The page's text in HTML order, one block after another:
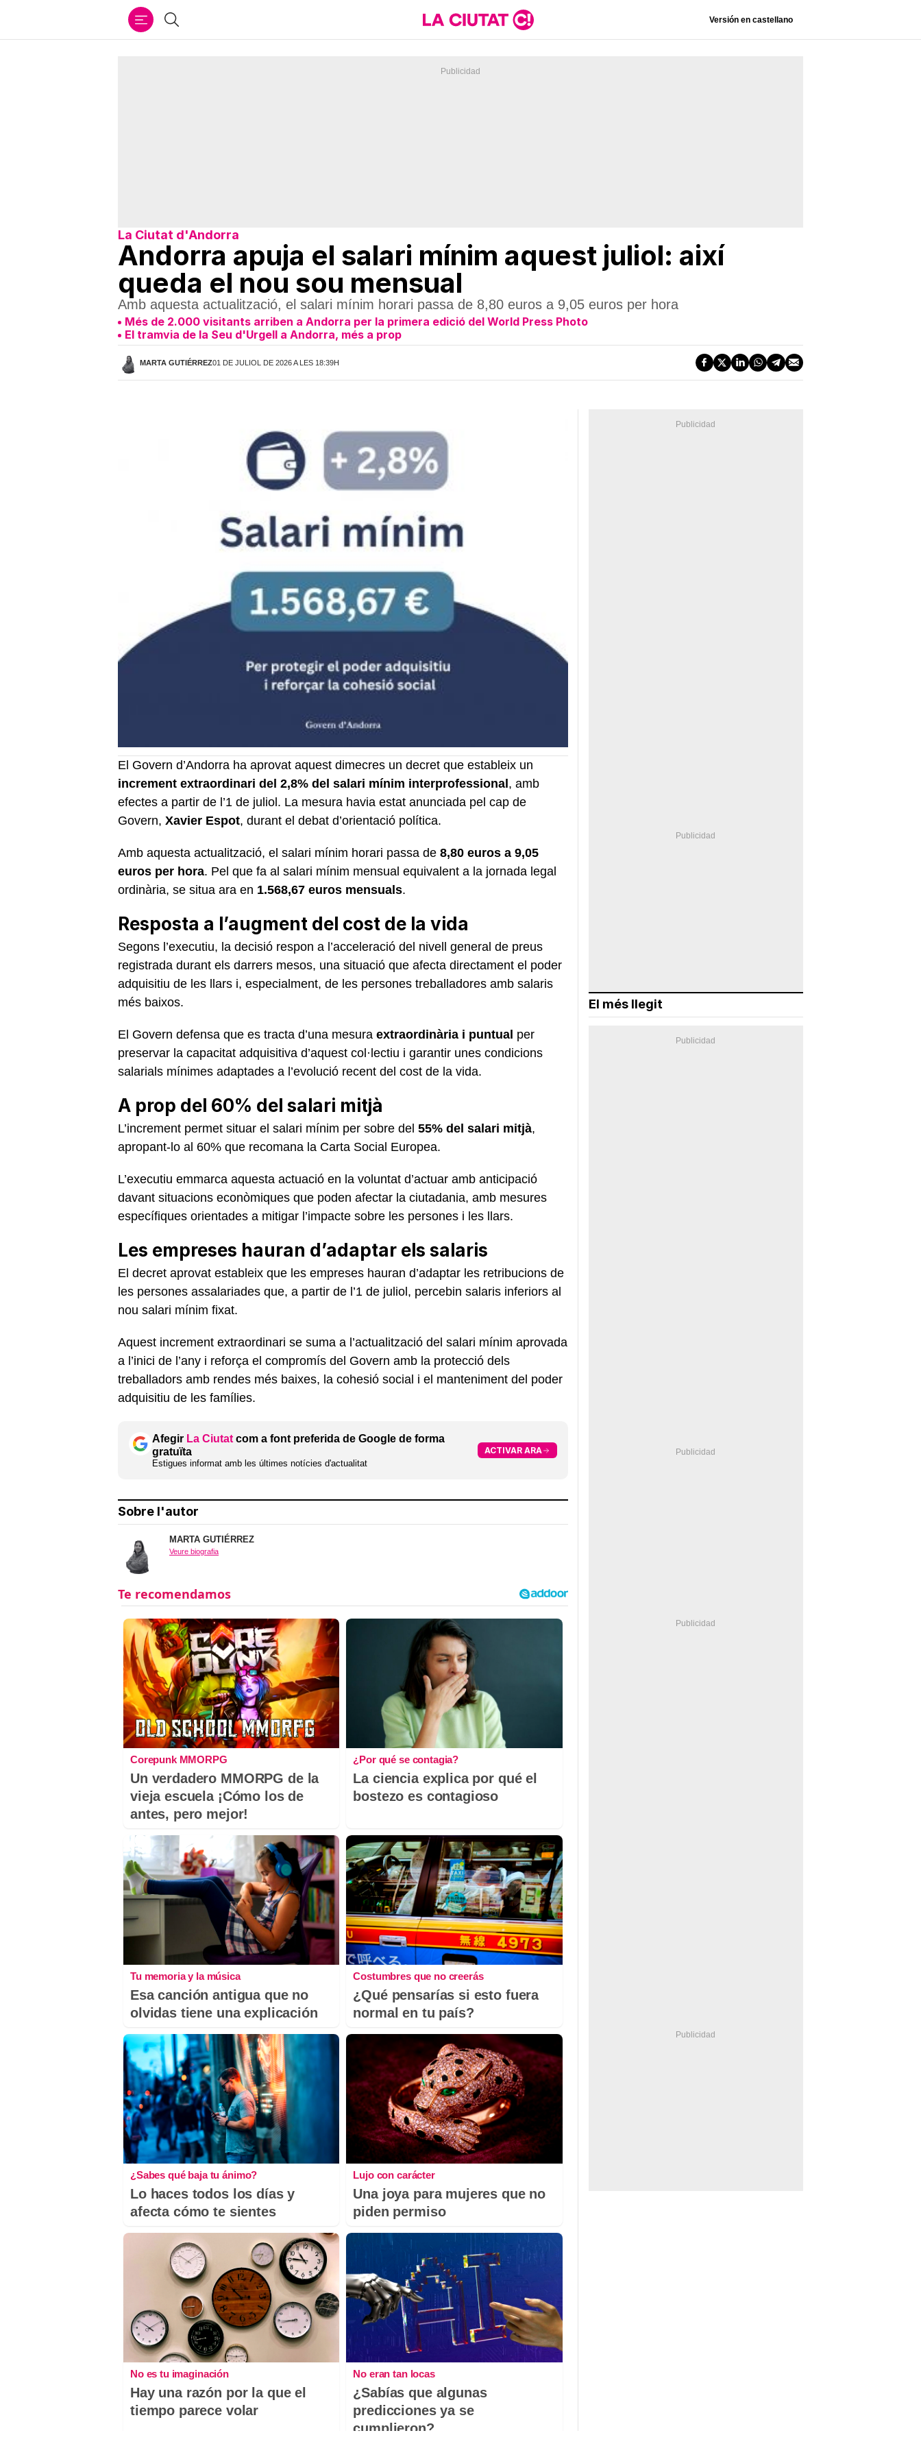
Cercar Versión en castellano
La Ciutat d'Andorra
Andorra apuja el salari mínim aquest juliol: així
queda el nou sou mensual
Amb aquesta actualització, el salari mínim horari passa de 8,80 euros a 9,05 euros per hora
Més de 2.000 visitants arriben a Andorra per la primera edició del World Press Photo
El tramvia de la Seu d'Urgell a Andorra, més a prop
MARTA GUTIÉRREZ01 DE JULIOL DE 2026 A LES 18:39H
El Govern d’Andorra ha aprovat aquest dimecres un decret que estableix un
increment extraordinari del 2,8% del salari mínim interprofessional , amb
efectes a partir de l’1 de juliol. La mesura havia estat anunciada pel cap de
Govern, Xavier Espot, durant el debat d’orientació política.
Amb aquesta actualització, el salari mínim horari passa de 8,80 euros a 9,05
euros per hora. Pel que fa al salari mínim mensual equivalent a la jornada legal
ordinària, se situa ara en 1.568,67 euros mensuals.
Resposta a l’augment del cost de la vida
Segons l’executiu, la decisió respon a l’acceleració del nivell general de preus
registrada durant els darrers mesos, una situació que afecta directament el poder
adquisitiu de les llars i, especialment, de les persones treballadores amb salaris
més baixos.
El Govern defensa que es tracta d’una mesura extraordinària i puntual per
preservar la capacitat adquisitiva d’aquest col·lectiu i garantir unes condicions
salarials mínimes adaptades a l’evolució recent del cost de la vida.
A prop del 60% del salari mitjà
L’increment permet situar el salari mínim per sobre del 55% del salari mitjà,
apropant-lo al 60% que recomana la Carta Social Europea.
L’executiu emmarca aquesta actuació en la voluntat d’actuar amb anticipació
davant situacions econòmiques que poden afectar la ciutadania, amb mesures
específiques orientades a mitigar l’impacte sobre les persones i les llars.
Les empreses hauran d’adaptar els salaris
El decret aprovat estableix que les empreses hauran d’adaptar les retribucions de
les persones assalariades que, a partir de l’1 de juliol, percebin salaris inferiors al
nou salari mínim fixat.
Aquest increment extraordinari se suma a l’actualització del salari mínim aprovada
a l’inici de l’any i reforça el compromís del Govern amb la protecció dels
treballadors amb rendes més baixes, la cohesió social i el manteniment del poder
adquisitiu de les famílies.
Afegir La Ciutat com a font preferida de Google de forma
gratuïta
Estigues informat amb les últimes notícies d'actualitat
ACTIVAR ARA
Sobre l'autor
MARTA GUTIÉRREZ
Veure biografia
Corepunk MMORPG
Un verdadero MMORPG de la
vieja escuela ¡Cómo los de
antes, pero mejor!
¿Por qué se contagia?
La ciencia explica por qué el
bostezo es contagioso
Tu memoria y la música
Esa canción antigua que no
olvidas tiene una explicación
Costumbres que no creerás
¿Qué pensarías si esto fuera
normal en tu país?
¿Sabes qué baja tu ánimo?
Lo haces todos los días y
afecta cómo te sientes
Lujo con carácter
Una joya para mujeres que no
piden permiso
No es tu imaginación
Hay una razón por la que el
tiempo parece volar
No eran tan locas
¿Sabías que algunas
predicciones ya se
cumplieron?
El més llegit